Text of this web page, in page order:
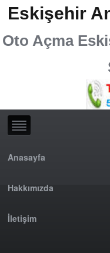
Eskişehir
Oto Açma
Anasayfa
Hakkımızda
İletişim